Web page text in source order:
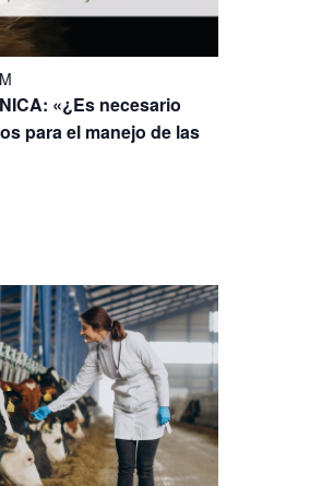
«¿Es necesario
para el manejo de las